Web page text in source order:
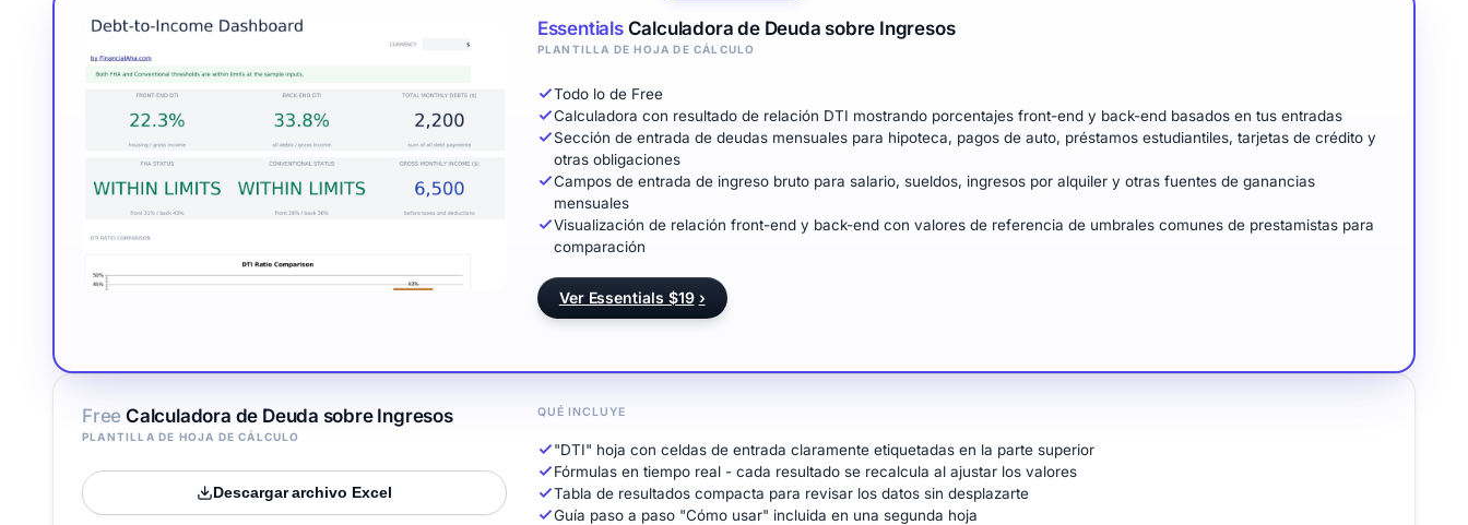
Free Calculadora de Deuda sobre Ingresos
PLANTILLA DE HOJA DE CÁLCULO
Descargar archivo Excel
QUÉ INCLUYE
"DTI" hoja con celdas de entrada claramente etiquetadas en la parte superior
Fórmulas en tiempo real - cada resultado se recalcula al ajustar los valores
Tabla de resultados compacta para revisar los datos sin desplazarte
Guía paso a paso "Cómo usar" incluida en una segunda hoja
EssentialsCalculadora de Deuda sobre Ingresos
PLANTILLA DE HOJA DE CÁLCULO
Todo lo de Free
Calculadora con resultado de relación DTI mostrando porcentajes front-end y back-end basados en tus entradas
Sección de entrada de deudas mensuales para hipoteca, pagos de auto, préstamos estudiantiles, tarjetas de crédito y
otras obligaciones
Campos de entrada de ingreso bruto para salario, sueldos, ingresos por alquiler y otras fuentes de ganancias
mensuales
Visualización de relación front-end y back-end con valores de referencia de umbrales comunes de prestamistas para
comparación
Ver Essentials $19 ›